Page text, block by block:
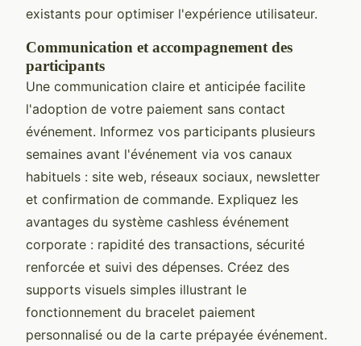
existants pour optimiser l'expérience utilisateur.
Communication et accompagnement des
participants
Une communication claire et anticipée facilite
l'adoption de votre paiement sans contact
événement. Informez vos participants plusieurs
semaines avant l'événement via vos canaux
habituels : site web, réseaux sociaux, newsletter
et confirmation de commande. Expliquez les
avantages du système cashless événement
corporate : rapidité des transactions, sécurité
renforcée et suivi des dépenses. Créez des
supports visuels simples illustrant le
fonctionnement du bracelet paiement
personnalisé ou de la carte prépayée événement.